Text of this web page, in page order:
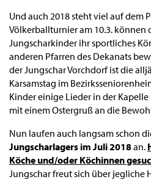
Und auch 2018 steht viel auf dem
Völkerballturnier am 10.3. können
Jungscharkinder ihr sportliches
anderen Pfarren des Dekanats
der Jungschar Vorchdorf ist die
Karsamstag im
Kinder einige Lieder in der
mit einem Ostergruß an die
Nun laufen auch langsam schon
Jungscharlagers im Juli 2018an.
Köche und/oder Köchinnen
Jungschar freut sich über jegliche